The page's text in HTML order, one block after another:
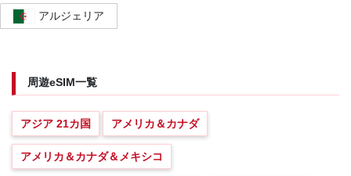
アルジェリア
周遊eSIM一覧
アジア 21カ国 アメリカ＆カナダ
アメリカ＆カナダ＆メキシコ